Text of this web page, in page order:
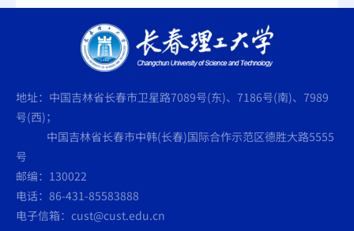
地址：中国吉林省长春市卫星路7089号(东)、7186号(南)、7989
号(西)；
中国吉林省长春市中韩(长春)国际合作示范区德胜大路5555
号
邮编：130022
电话：86-431-85583888
电子信箱：cust@cust.edu.cn